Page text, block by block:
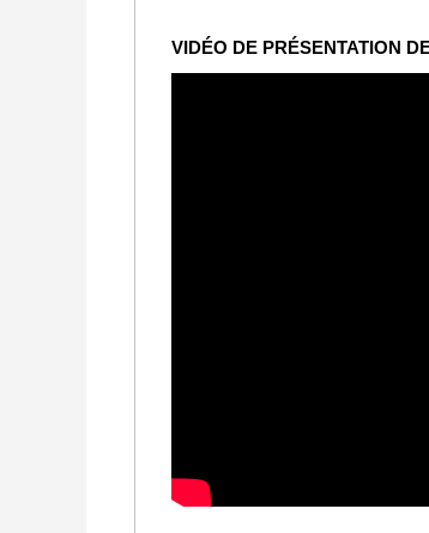
VIDÉO DE PRÉSENTATION